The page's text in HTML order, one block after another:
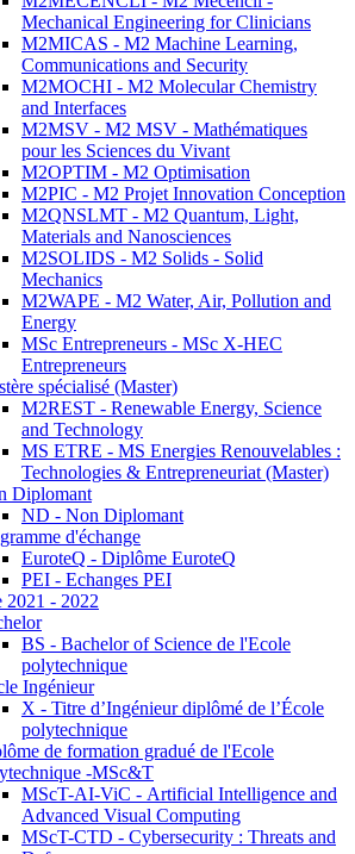
Mechanical Engineering for Clinicians
M2MICAS - M2 Machine Learning,
Communications and Security
M2MOCHI - M2 Molecular Chemistry
and Interfaces
M2MSV - M2 MSV - Mathématiques
pour les Sciences du Vivant
M2OPTIM - M2 Optimisation
M2PIC - M2 Projet Innovation Conception
M2QNSLMT - M2 Quantum, Light,
Materials and Nanosciences
M2SOLIDS - M2 Solids - Solid
Mechanics
M2WAPE - M2 Water, Air, Pollution and
Energy
MSc Entrepreneurs - MSc X-HEC
Entrepreneurs
spécialisé (Master)
M2REST - Renewable Energy, Science
and Technology
MS ETRE - MS Energies Renouvelables :
Technologies & Entrepreneuriat (Master)
Diplomant
ND - Non Diplomant
d'échange
EuroteQ - Diplôme EuroteQ
PEI - Echanges PEI
2021 - 2022
BS - Bachelor of Science de l'Ecole
polytechnique
Ingénieur
X - Titre d’Ingénieur diplômé de l’École
polytechnique
de formation gradué de l'Ecole
-MSc&T
MScT-AI-ViC - Artificial Intelligence and
Advanced Visual Computing
MScT-CTD - Cybersecurity : Threats and